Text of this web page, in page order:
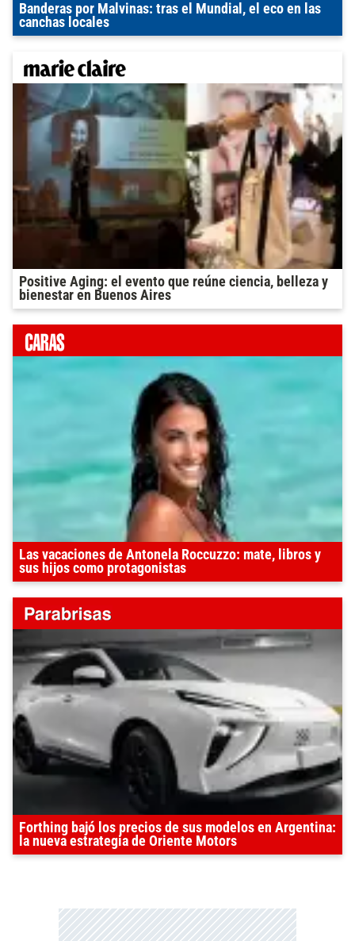
Banderas por Malvinas: tras el Mundial, el eco en las
canchas locales
Positive Aging: el evento que reúne ciencia, belleza y
bienestar en Buenos Aires
Las vacaciones de Antonela Roccuzzo: mate, libros y
sus hijos como protagonistas
Forthing bajó los precios de sus modelos en Argentina:
la nueva estrategia de Oriente Motors